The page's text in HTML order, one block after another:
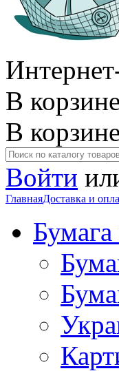
В
В
Войти
ГлавнаяДоставка и